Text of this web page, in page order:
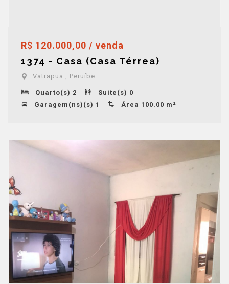
R$ 120.000,00 / venda
1374 - Casa (Casa Térrea)
Vatrapua , Peruíbe
Quarto(s) 2
Suíte(s) 0
Garagem(ns)(s) 1
Área 100.00 m²